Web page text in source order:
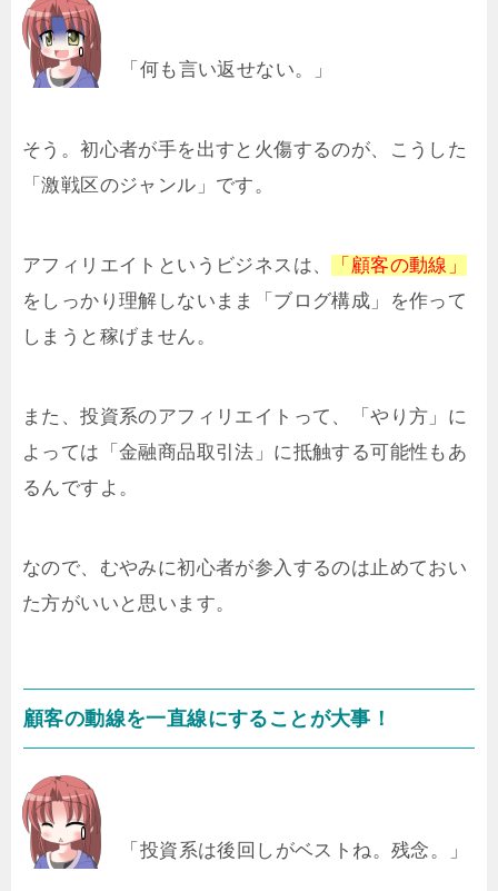
「何も言い返せない。」
そう。初心者が手を出すと火傷するのが、こうした
「激戦区のジャンル」です。
アフィリエイトというビジネスは、
「顧客の動線」
をしっかり理解しないまま「ブログ構成」を作って
しまうと稼げません。
また、投資系のアフィリエイトって、「やり方」に
よっては「金融商品取引法」に抵触する可能性もあ
るんですよ。
なので、むやみに初心者が参入するのは止めておい
た方がいいと思います。
顧客の動線を一直線にすることが大事！
「投資系は後回しがベストね。残念。」